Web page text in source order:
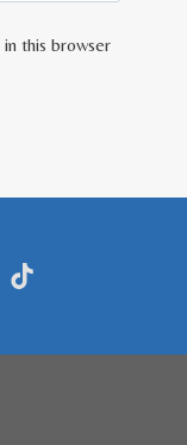
this browser